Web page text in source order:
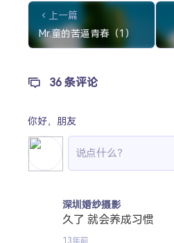
上一篇
Mr.童的苦逼青春（1）
36 条评论
你好， 朋友
深圳婚纱摄影
久了 就会养成习惯
13年前